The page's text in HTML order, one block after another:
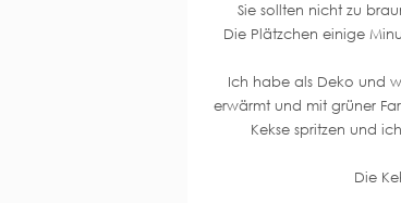
Sie sollten nicht zu
Die Plätzchen einige
Ich habe als Deko und
erwärmt und mit grüner
Kekse spritzen und
Die